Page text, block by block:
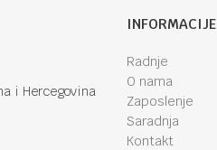
i Hercegovina
INFORMACIJE
Radnje
O nama
Zaposlenje
Saradnja
Kontakt